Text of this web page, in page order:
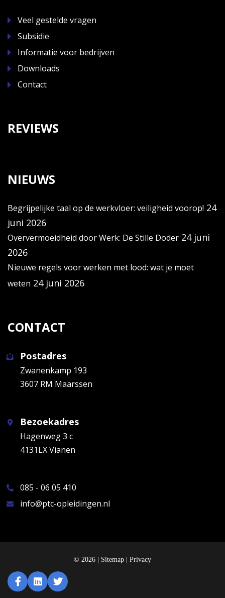
Veel gestelde vragen
Subsidie
Informatie voor bedrijven
Downloads
Contact
REVIEWS
NIEUWS
Begrijpelijke taal op de werkvloer: veiligheid voorop! 24
juni 2026
Oververmoeidheid door Werk: De Stille Doder 24 juni
2026
Nieuwe regels voor werken met lood: wat je moet
weten 24 juni 2026
CONTACT
Postadres
Zwanenkamp 193
3607 RM Maarssen
Bezoekadres
Hagenweg 3 c
4131LX Vianen
085 - 06 05 410
info@ptc-opleidingen.nl
© 2026 | Sitemap | Privacy